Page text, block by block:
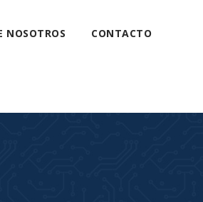
NOSOTROS CONTACTO